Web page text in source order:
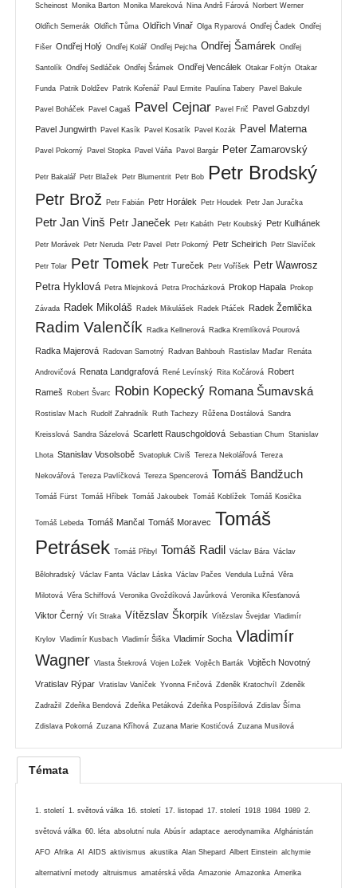
Scheinost Monika Barton Monika Mareková Nina Andrš Fárová Norbert Werner
Oldřich Semerák Oldřich Tůma Oldřich Vinař Olga Ryparová Ondřej Čadek Ondřej
Fišer Ondřej Holý Ondřej Kolář Ondřej Pejcha Ondřej Šamárek Ondřej
Santolík Ondřej Sedláček Ondřej Šrámek Ondřej Vencálek Otakar Foltýn Otakar
Funda Patrik Doldžev Patrik Kořenář Paul Ermite Paulína Tabery Pavel Bakule
Pavel Boháček Pavel Cagaš Pavel Cejnar Pavel Frič Pavel Gabzdyl
Pavel Jungwirth Pavel Kasík Pavel Kosatík Pavel Kozák Pavel Materna
Pavel Pokorný Pavel Stopka Pavel Váňa Pavol Bargár Peter Zamarovský
Petr Bakalář Petr Blažek Petr Blumentrit Petr Bob Petr Brodský
Petr Brož Petr Fabián Petr Horálek Petr Houdek Petr Jan Juračka
Petr Jan Vinš Petr Janeček Petr Kabáth Petr Koubský Petr Kulhánek
Petr Morávek Petr Neruda Petr Pavel Petr Pokorný Petr Scheirich Petr Slavíček
Petr Tolar Petr Tomek Petr Tureček Petr Voříšek
Petr Wawrosz
Petra Hyklová Petra Mlejnková Petra Procházková Prokop Hapala Prokop
Závada Radek Mikoláš Radek Mikulášek Radek Ptáček Radek Žemlička
Radim Valenčík Radka Kellnerová Radka Kremlíková Pourová
Radka Majerová Radovan Samotný Radvan Bahbouh Rastislav Maďar Renáta
Androvičová Renata Landgrafová René Levínský Rita Kočárová Robert
Rameš Robert Švarc Robin Kopecký Romana Šumavská
Rostislav Mach Rudolf Zahradník Ruth Tachezy Růžena Dostálová Sandra
Kreisslová Sandra Sázelová Scarlett Rauschgoldová Sebastian Chum Stanislav
Lhota Stanislav Vosolsobě Svatopluk Civiš Tereza Nekolářová Tereza
Nekovářová Tereza Pavlíčková Tereza Spencerová Tomáš Bandžuch
Tomáš Fürst Tomáš Hříbek Tomáš Jakoubek Tomáš Koblížek Tomáš Kosička
Tomáš Lebeda Tomáš Mančal Tomáš Moravec Tomáš
Petrásek Tomáš Přibyl Tomáš Radil Václav Bára Václav
Bělohradský Václav Fanta Václav Láska Václav Pačes Vendula Lužná Věra
Milotová Věra Schiffová Veronika Gvoždíková Javůrková Veronika Křesťanová
Viktor Černý Vít Straka Vítězslav Škorpík Vítězslav Švejdar Vladimír
Krylov Vladimír Kusbach Vladimír Šiška Vladimír Socha Vladimír
Wagner Vlasta Štekrová Vojen Ložek Vojtěch Barták Vojtěch Novotný
Vratislav Rýpar Vratislav Vaníček Yvonna Fričová Zdeněk Kratochvíl Zdeněk
Zadražil Zdeňka Bendová Zdeňka Petáková Zdeňka Pospíšilová Zdislav Šíma
Zdislava Pokorná Zuzana Kříhová Zuzana Marie Kostićová Zuzana Musilová
Témata
1. století 1. světová válka 16. století 17. listopad 17. století 1918 1984 1989 2.
světová válka 60. léta absolutní nula Abúsír adaptace aerodynamika Afghánistán
AFO Afrika AI AIDS aktivismus akustika Alan Shepard Albert Einstein alchymie
alternativní metody altruismus amatérská věda Amazonie Amazonka Amerika